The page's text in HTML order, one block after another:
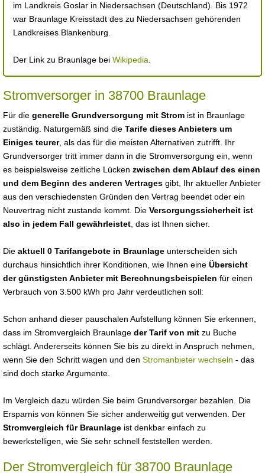
im Landkreis Goslar in Niedersachsen (Deutschland). Bis 1972
war Braunlage Kreisstadt des zu Niedersachsen gehörenden
Landkreises Blankenburg.
Der Link zu Braunlage bei Wikipedia
Stromversorger in 38700 Braunlage
Für die generelle Grundversorgung mit Strom ist in Braunlage
zuständig. Naturgemäß sind die Tarife dieses Anbieters um
Einiges teurer, als das für die meisten Alternativen zutrifft. Ihr
Grundversorger tritt immer dann in die Stromversorgung ein, wenn
es beispielsweise zeitliche Lücken zwischen dem Ablauf des einen
und dem Beginn des anderen Vertrages gibt, Ihr aktueller Anbieter
aus den verschiedensten Gründen den Vertrag beendet oder ein
Neuvertrag nicht zustande kommt. Die Versorgungssicherheit ist
also in jedem Fall gewährleistet , das ist Ihnen sicher.
Die aktuell 0 Tarifangebote in Braunlage unterscheiden sich
durchaus hinsichtlich ihrer Konditionen, wie Ihnen eine Übersicht
der günstigsten Anbieter mit Berechnungsbeispielen für einen
Verbrauch von 3.500 kWh pro Jahr verdeutlichen soll:
Schon anhand dieser pauschalen Aufstellung können Sie erkennen,
dass im Stromvergleich Braunlage der Tarif von mit zu Buche
schlägt. Andererseits können Sie bis zu direkt in Anspruch nehmen,
wenn Sie den Schritt wagen und den Stromanbieter wechseln - das
sind doch starke Argumente.
Im Vergleich dazu würden Sie beim Grundversorger bezahlen. Die
Ersparnis von können Sie sicher anderweitig gut verwenden. Der
Stromvergleich für Braunlage ist denkbar einfach zu
bewerkstelligen, wie Sie sehr schnell feststellen werden.
Der Stromvergleich für 38700 Braunlage